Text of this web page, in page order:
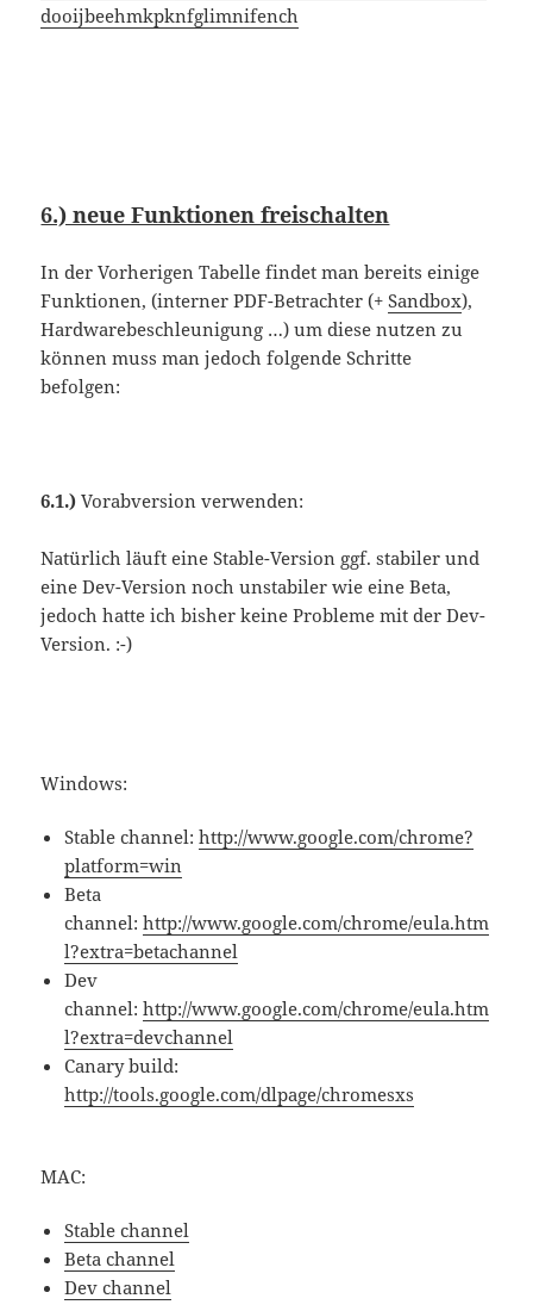
dooijbeehmkpknfglimnifench
6.) neue Funktionen freischalten
In der Vorherigen Tabelle findet man bereits einige
Funktionen, (interner PDF-Betrachter (+Sandbox),
Hardwarebeschleunigung …) um diese nutzen zu
können muss man jedoch folgende Schritte
befolgen:
6.1.) Vorabversion verwenden:
Natürlich läuft eine Stable-Version ggf. stabiler und
eine Dev-Version noch unstabiler wie eine Beta,
jedoch hatte ich bisher keine Probleme mit der Dev-
Version. :-)
Windows:
Stable channel:http://www.google.com/chrome?
platform=win
Beta
channel:http://www.google.com/chrome/eula.htm
l?extra=betachannel
Dev
channel:http://www.google.com/chrome/eula.htm
l?extra=devchannel
Canary build:
http://tools.google.com/dlpage/chromesxs
MAC:
Stable channel
Beta channel
Dev channel